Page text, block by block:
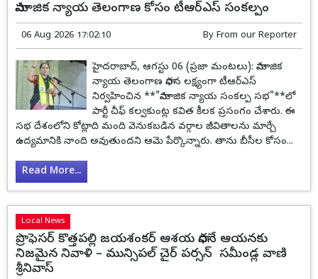
సామాజిక న్యాయ తెలంగాణ కోసం టీఆర్ఎస్ సంకల్పం
06 Aug 2026 17:02:10 By From our Reporter
హైదరాబాద్, ఆగస్టు 06 (ప్రజా మంటలు): సామాజిక
న్యాయ తెలంగాణ సాధన లక్ష్యంగా టీఆర్ఎస్
నిర్వహించిన **"సామాజిక న్యాయ సంకల్ప సభ"**లో
పార్టీ చీఫ్ కల్వకుంట్ల కవిత కీలక ప్రసంగం చేశారు. ఈ
సభ దేశంలోని కోట్లాది మంది వెనుకబడిన వర్గాల జీవితాలను మార్చే
ఉద్యమానికి నాంది అవుతుందని ఆమె పేర్కొన్నారు. తాను బీసీల కోసం...
Read More...
Local News
ప్రొఫెసర్ కొత్తపల్లి జయశంకర్ ఆశయ సాధనే ఆయనకు
నిజమైన నివాళి – మున్సిపల్ చైర్ పర్సన్ సమీండ్ల వాణి
శ్రీనివాస్